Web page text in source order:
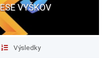
VYŠKOV
Výsledky